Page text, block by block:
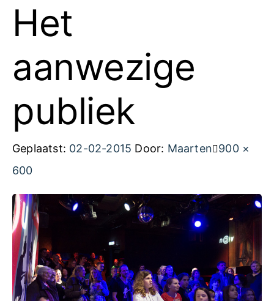
Het
aanwezige
publiek
Geplaatst: 02-02-2015 Door: Maarten Volledige
900 ×
600